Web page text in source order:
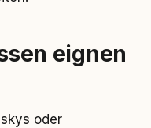
eignen
oder